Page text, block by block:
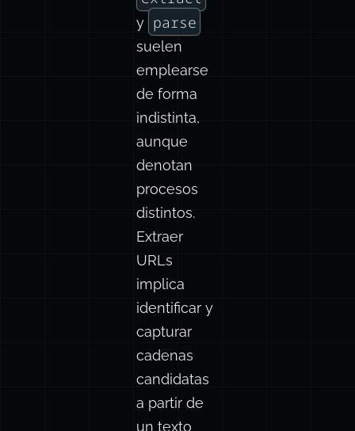
Los
términos
extract
y parse
suelen
emplearse
de forma
indistinta,
aunque
denotan
procesos
distintos.
Extraer
URLs
implica
identificar y
capturar
cadenas